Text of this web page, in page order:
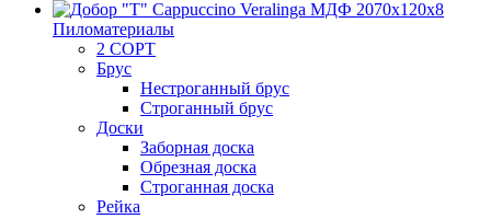
Пиломатериалы
2 СОРТ
Брус
Нестроганный брус
Строганный брус
Доски
Заборная доска
Обрезная доска
Строганная доска
Рейка